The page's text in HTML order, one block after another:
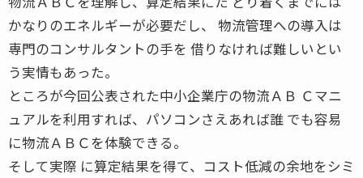
かなりのエネルギーが必要だし、 物流管理への導入は
専門のコンサルタントの手を 借りなければ難しいとい
う実情もあった。
ところが今回公表された中小企業庁の物流ＡＢ Ｃマニ
ュアルを利用すれば、パソコンさえあれば誰 でも容易
に物流ＡＢＣを体験できる。
そして実際 に算定結果を得て、コスト低減の余地をシミ